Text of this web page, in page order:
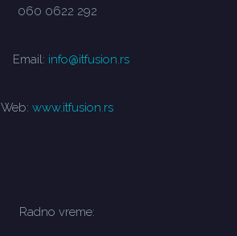
060 0622 292
Email: info@itfusion.rs
Web: www.itfusion.rs
Radno vreme: